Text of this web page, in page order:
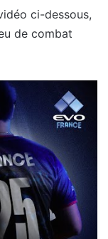
ci-dessous,
de combat